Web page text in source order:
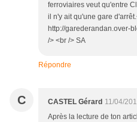
ferroviaires veut qu'entre
il n'y ait qu'une gare
http://garederandan.over-
/> <br /> SA
Répondre
C CASTEL Gérard 11/04/
Après la lecture de ton